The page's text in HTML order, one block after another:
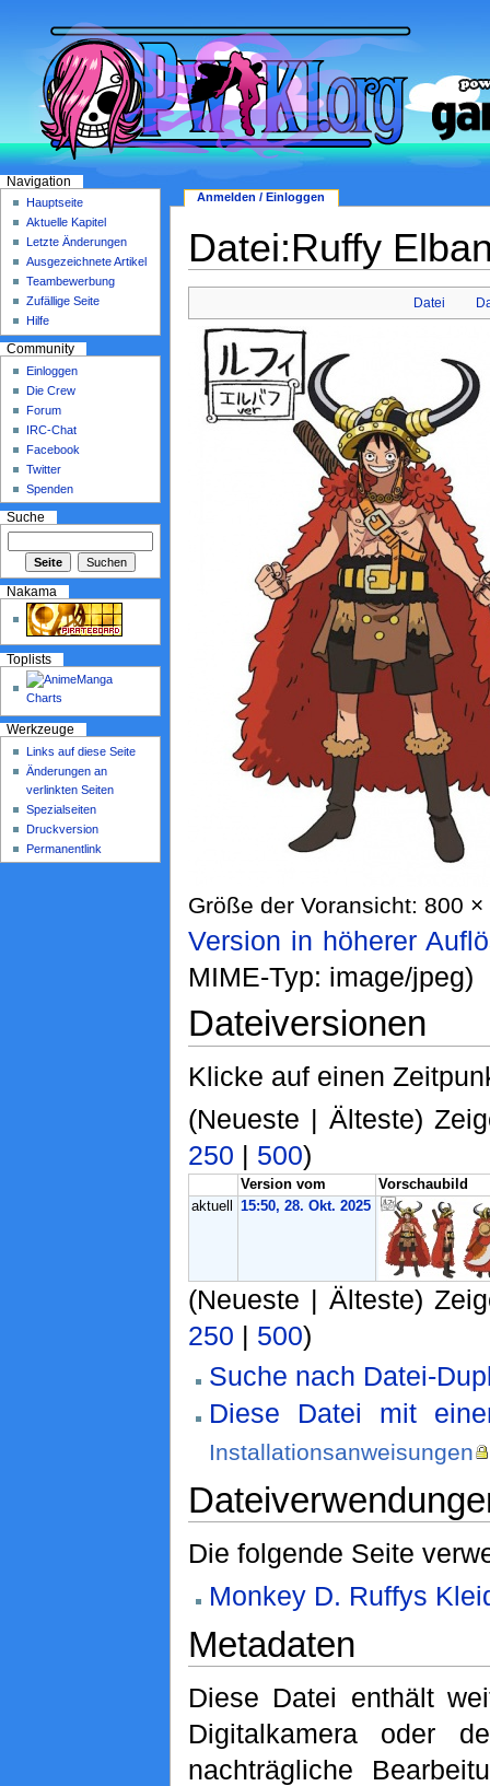
Datei:Ruffy
Datei
Größe der Voransicht: 800
Version in höherer
MIME-Typ: image/jpeg)
Dateiversionen
Klicke auf einen
(Neueste | Älteste)
250 | 500)
Version vom
Vorschaubild
aktuell
15:50, 28. Okt. 2025
(Neueste | Älteste)
250 | 500)
Suche nach Datei-
Diese Datei mit
Installationsanweisungen
Die folgende Seite
Monkey D. Ruffys
Metadaten
Diese Datei enthält
Digitalkamera oder
nachträgliche
Anmelden / Einloggen
Navigation
Hauptseite
Aktuelle Kapitel
Letzte Änderungen
Ausgezeichnete Artikel
Teambewerbung
Zufällige Seite
Hilfe
Community
Einloggen
Die Crew
Forum
IRC-Chat
Facebook
Twitter
Spenden
Suche
Nakama
Toplists
Werkzeuge
Links auf diese Seite
Änderungen an
verlinkten Seiten
Spezialseiten
Druckversion
Permanentlink